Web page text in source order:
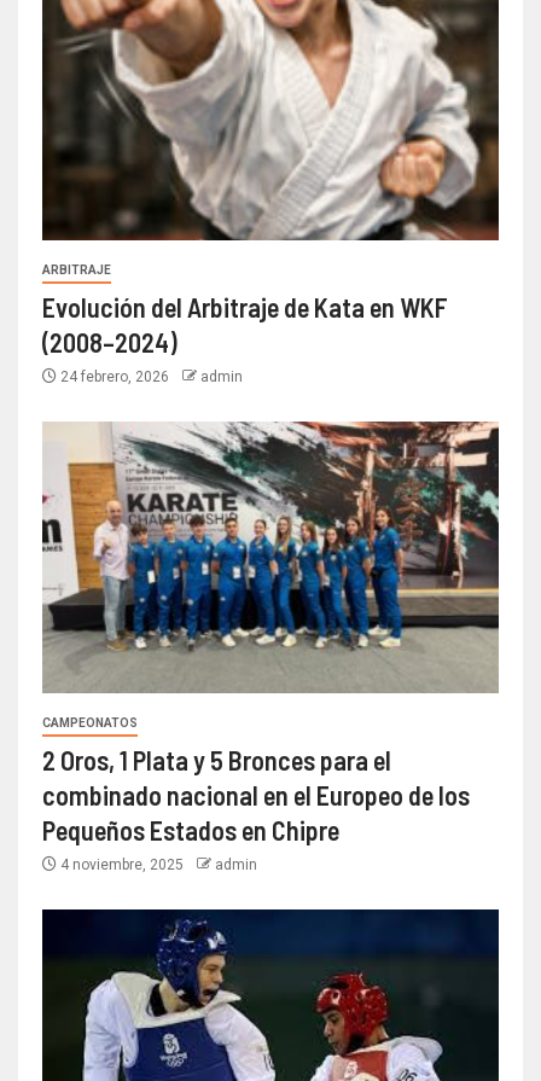
ARBITRAJE
Evolución del Arbitraje de Kata en WKF
(2008–2024)
24 febrero, 2026 admin
CAMPEONATOS
2 Oros, 1 Plata y 5 Bronces para el
combinado nacional en el Europeo de los
Pequeños Estados en Chipre
4 noviembre, 2025 admin